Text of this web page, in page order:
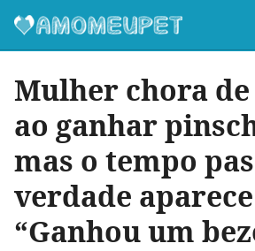
Mulher chora
ao ganhar
mas o tempo
verdade
“Ganhou um